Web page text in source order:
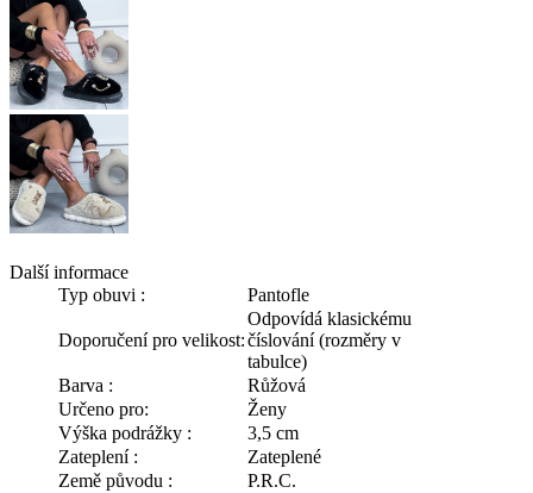
Další informace
Typ obuvi :
Pantofle
Doporučení pro velikost:
Odpovídá klasickému
číslování (rozměry v
tabulce)
Barva :
Růžová
Určeno pro:
Ženy
Výška podrážky :
3,5 cm
Zateplení :
Zateplené
Země původu :
P.R.C.